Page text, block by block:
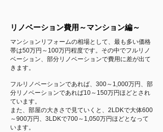
リノベーション費用～マンション編～
マンションリフォームの相場として、最も多い価格
帯は50万円～100万円程度です。その中でフルリノ
ベーション、部分リノベーションで費用に差が出て
きます。
フルリノベーションであれば、300～1,000万円、部
分リノベーションであれば10～150万円ほどとされ
ています。
また、部屋の大きさで見ていくと、2LDKで大体600
～900万円、3LDKで700～1,050万円ほどとなって
います。